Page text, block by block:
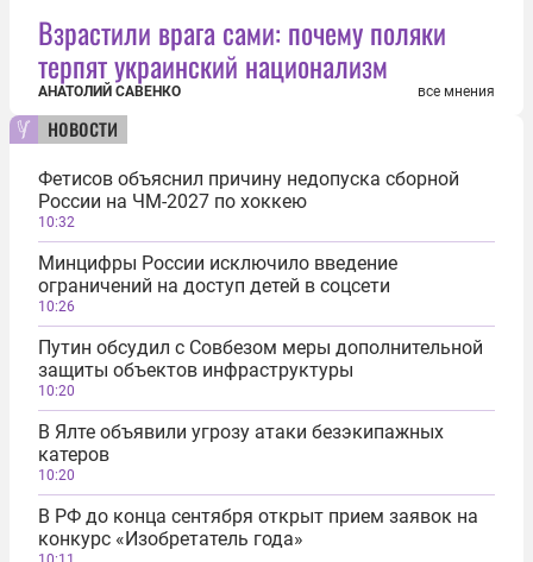
Взрастили врага сами: почему поляки
терпят украинский национализм
АНАТОЛИЙ САВЕНКО все мнения
новости
Фетисов объяснил причину недопуска сборной
России на ЧМ-2027 по хоккею
10:32
Минцифры России исключило введение
ограничений на доступ детей в соцсети
10:26
Путин обсудил с Совбезом меры дополнительной
защиты объектов инфраструктуры
10:20
В Ялте объявили угрозу атаки безэкипажных
катеров
10:20
В РФ до конца сентября открыт прием заявок на
конкурс «Изобретатель года»